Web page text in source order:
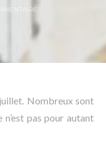
Nombreux sont
pas pour autant